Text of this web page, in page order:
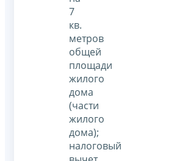
7
кв.
метров
общей
площади
жилого
дома
(части
жилого
дома);
налоговый